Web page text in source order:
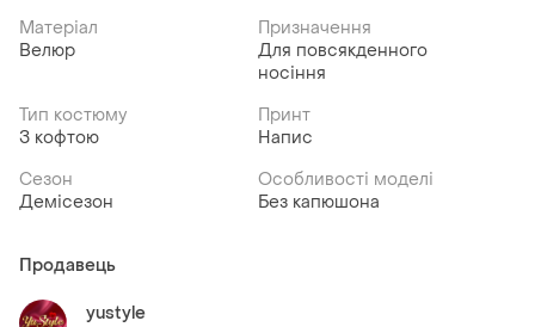
Матеріал
Велюр
Призначення
Для повсякденного
носіння
Тип костюму
З кофтою
Принт
Напис
Сезон
Демісезон
Особливості моделі
Без капюшона
Продавець
yustyle